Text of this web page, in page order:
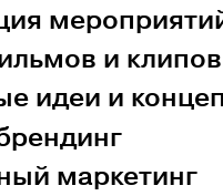
и клипов
идеи и
маркетинг